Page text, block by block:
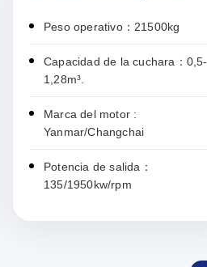
Peso operativo：21500kg
Capacidad de la cuchara：0,5-
1,28m³.
Marca del motor :
Yanmar/Changchai
Potencia de salida：
135/1950kw/rpm